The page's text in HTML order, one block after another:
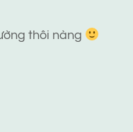
thôi nàng